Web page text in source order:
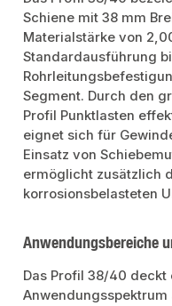
Schiene mit 38 mm
Materialstärke von
Standardausführung
Segment. Durch den
Profil Punktlasten
eignet sich für
Einsatz von
ermöglicht zusätzlich
korrosionsbelasteten
Anwendungsbereiche
Das Profil 38/40 deckt